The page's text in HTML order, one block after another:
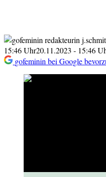
15:46 Uhr20.11.2023 - 15:46
gofeminin bei Google